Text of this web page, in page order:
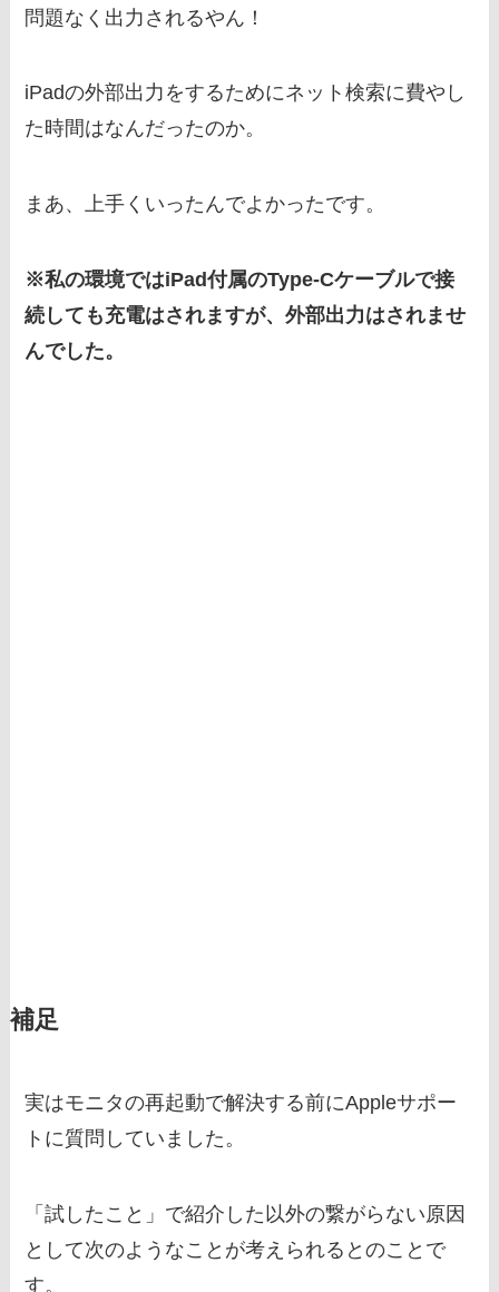
問題なく出力されるやん！
iPadの外部出力をするためにネット検索に費やし
た時間はなんだったのか。
まあ、上手くいったんでよかったです。
※私の環境ではiPad付属のType-Cケーブルで接
続しても充電はされますが、外部出力はされませ
んでした。
補足
実はモニタの再起動で解決する前にAppleサポー
トに質問していました。
「試したこと」で紹介した以外の繋がらない原因
として次のようなことが考えられるとのことで
す。